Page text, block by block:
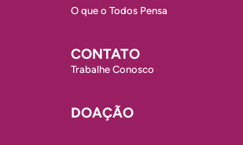
O que o Todos Pensa
CONTATO
Trabalhe Conosco
DOAÇÃO